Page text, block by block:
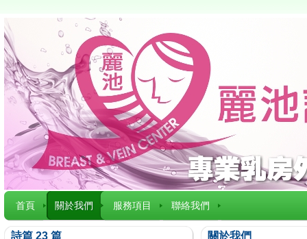
首頁 關於我們 服務項目 聯絡我們
詩篇 23 篇 關於我們